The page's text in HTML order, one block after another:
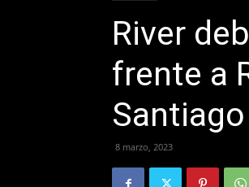
River
frente a
8 marzo, 2023